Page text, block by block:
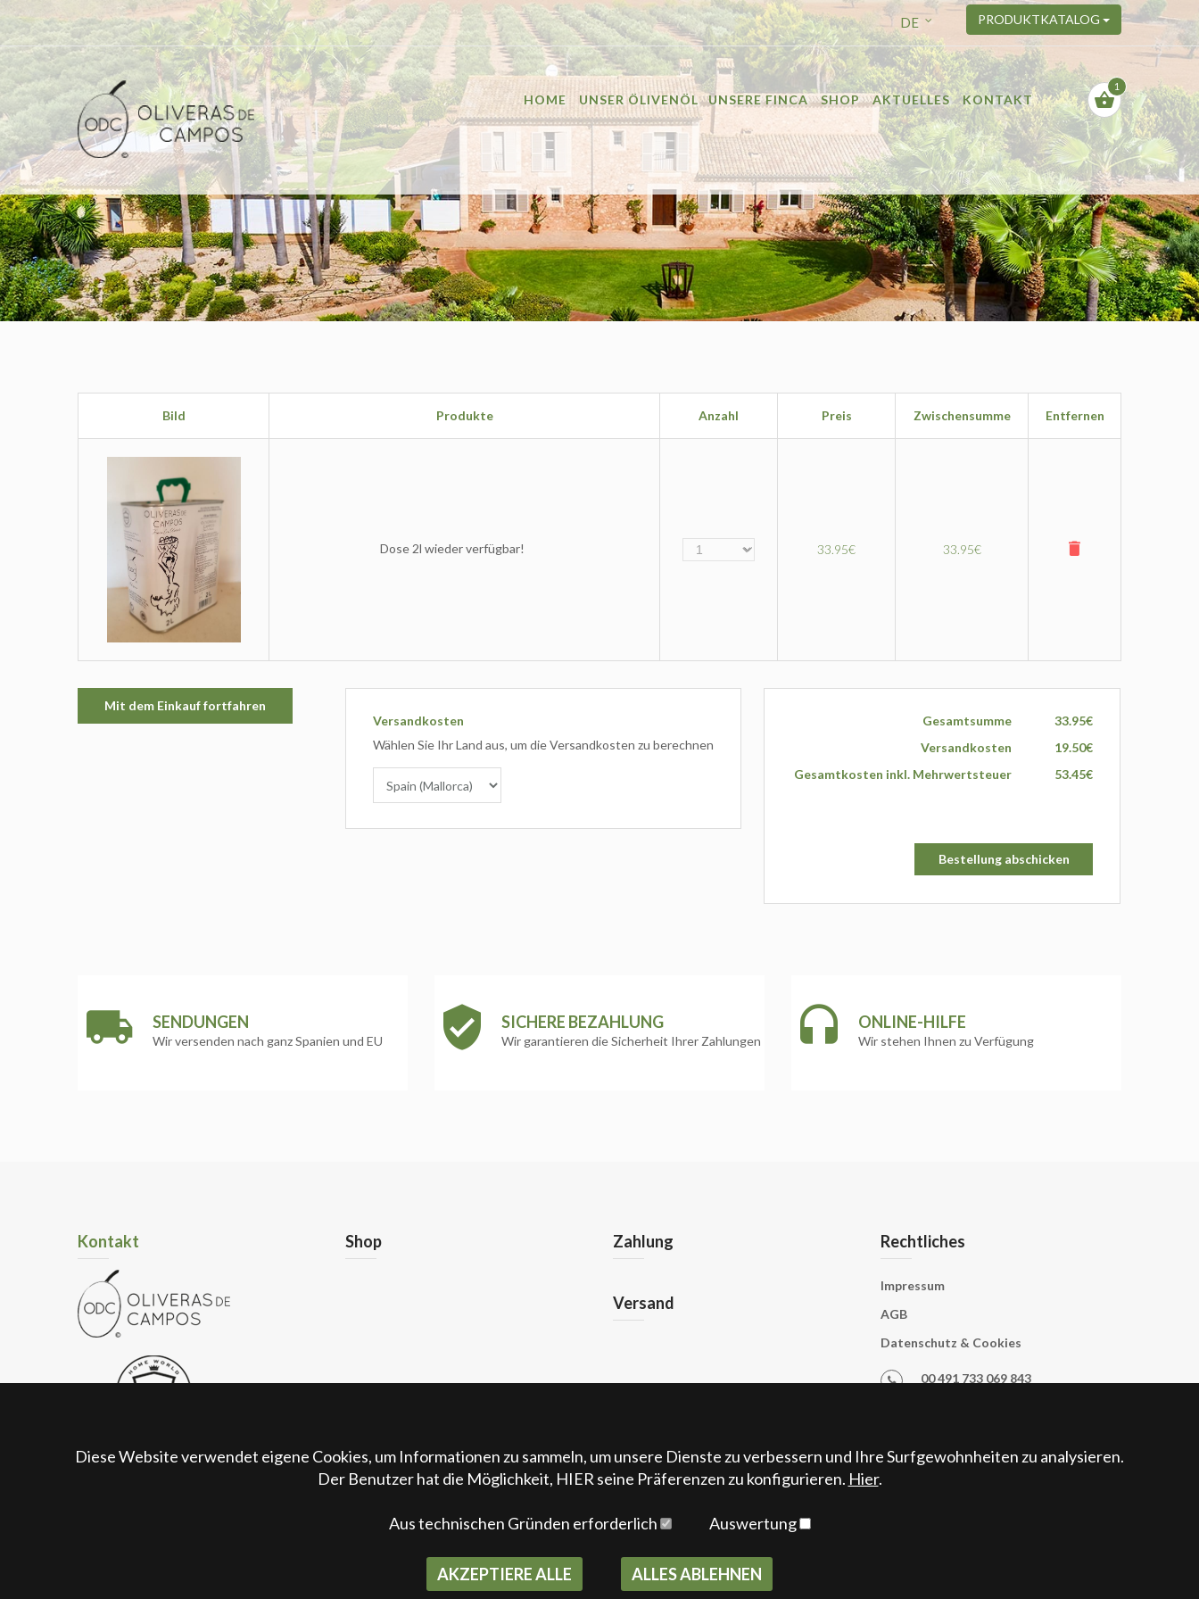
PRODUKTKATALOG
DE
HOME UNSER ÖLIVENÖL UNSERE FINCA SHOP AKTUELLES KONTAKT
1
Bild Produkte Anzahl Preis Zwischensumme Entfernen
Dose 2l wieder verfügbar! 33.95€ 33.95€
Mit dem Einkauf fortfahren
Versandkosten
Wählen Sie Ihr Land aus, um die Versandkosten zu berechnen
Gesamtsumme
33.95€
Versandkosten
19.50€
Gesamtkosten inkl. Mehrwertsteuer
53.45€
SENDUNGEN
Wir versenden nach ganz Spanien und EU
SICHERE BEZAHLUNG
Wir garantieren die Sicherheit Ihrer Zahlungen
ONLINE-HILFE
Wir stehen Ihnen zu Verfügung
Kontakt Shop Zahlung
Versand
Rechtliches
Impressum
AGB
Datenschutz & Cookies
00 491 733 069 843
Diese Website verwendet eigene Cookies, um Informationen zu sammeln, um unsere Dienste zu verbessern und Ihre Surfgewohnheiten zu analysieren.
Der Benutzer hat die Möglichkeit, HIER seine Präferenzen zu konfigurieren. Hier.
Aus technischen Gründen erforderlich Auswertung
AKZEPTIERE ALLE ALLES ABLEHNEN